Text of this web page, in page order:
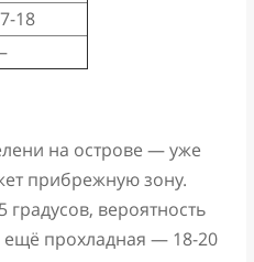
18
на острове — уже
прибрежную зону.
градусов, вероятность
прохладная — 18-20